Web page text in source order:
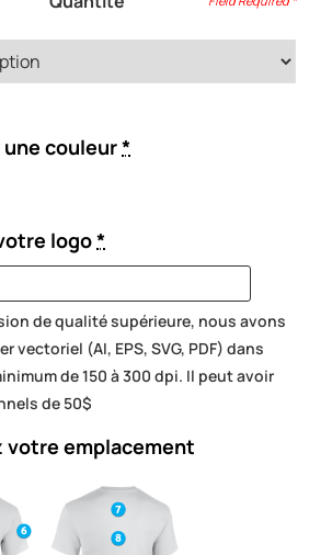
couleur*
logo*
de qualité supérieure, nous avons
vectoriel (AI, EPS, SVG, PDF) dans
de 150 à 300 dpi. Il peut avoir
de 50$
votre emplacement